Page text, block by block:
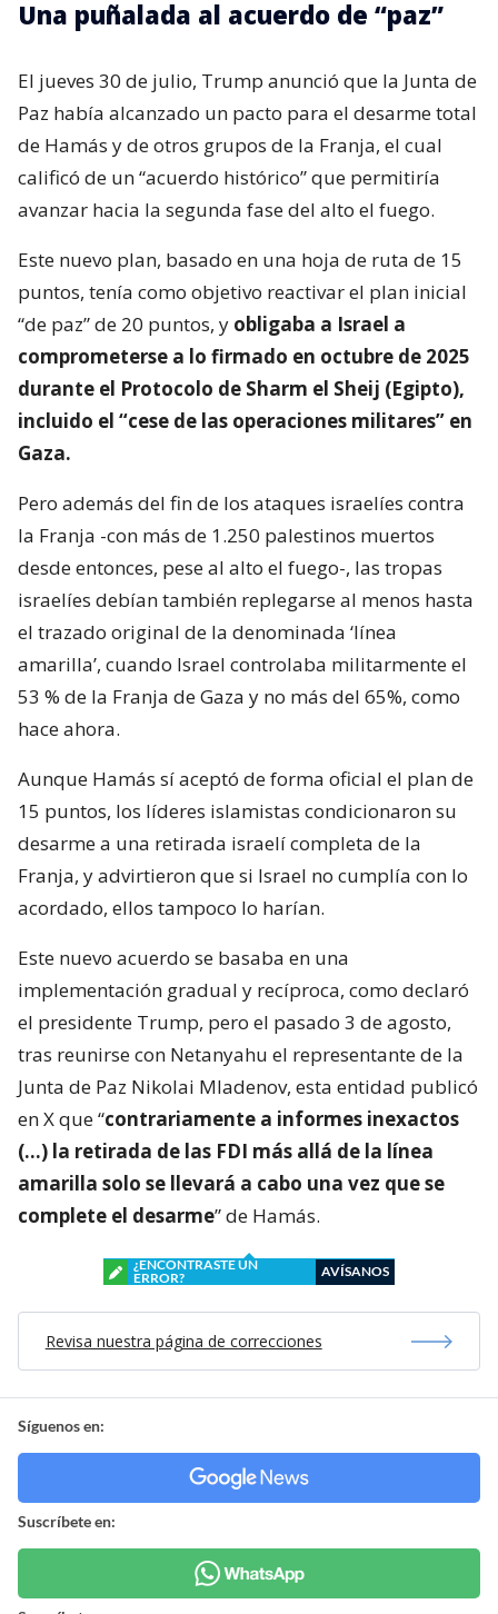
Una puñalada al acuerdo de “paz”
El jueves 30 de julio, Trump anunció que la Junta de
Paz había alcanzado un pacto para el desarme total
de Hamás y de otros grupos de la Franja, el cual
calificó de un “acuerdo histórico” que permitiría
avanzar hacia la segunda fase del alto el fuego.
Este nuevo plan, basado en una hoja de ruta de 15
puntos, tenía como objetivo reactivar el plan inicial
“de paz” de 20 puntos, y obligaba a Israel a
comprometerse a lo firmado en octubre de 2025
durante el Protocolo de Sharm el Sheij (Egipto),
incluido el “cese de las operaciones militares” en
Gaza.
Pero además del fin de los ataques israelíes contra
la Franja -con más de 1.250 palestinos muertos
desde entonces, pese al alto el fuego-, las tropas
israelíes debían también replegarse al menos hasta
el trazado original de la denominada ‘línea
amarilla’, cuando Israel controlaba militarmente el
53 % de la Franja de Gaza y no más del 65%, como
hace ahora.
Aunque Hamás sí aceptó de forma oficial el plan de
15 puntos, los líderes islamistas condicionaron su
desarme a una retirada israelí completa de la
Franja, y advirtieron que si Israel no cumplía con lo
acordado, ellos tampoco lo harían.
Este nuevo acuerdo se basaba en una
implementación gradual y recíproca, como declaró
el presidente Trump, pero el pasado 3 de agosto,
tras reunirse con Netanyahu el representante de la
Junta de Paz Nikolai Mladenov, esta entidad publicó
en X que “contrariamente a informes inexactos
(…) la retirada de las FDI más allá de la línea
amarilla solo se llevará a cabo una vez que se
complete el desarme” de Hamás.
¿ENCONTRASTE UN
ERROR?
AVÍSANOS
Revisa nuestra página de correcciones
Síguenos en:
Suscríbete en: